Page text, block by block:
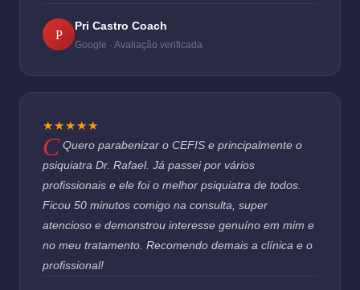
P
Pri Castro Coach
Google · Avaliação verificada
★★★★★
Quero parabenizar o CEFIS e principalmente o
psiquiatra Dr. Rafael. Já passei por vários
profissionais e ele foi o melhor psiquiatra de todos.
Ficou 50 minutos comigo na consulta, super
atencioso e demonstrou interesse genuíno em mim e
no meu tratamento. Recomendo demais a clínica e o
profissional!